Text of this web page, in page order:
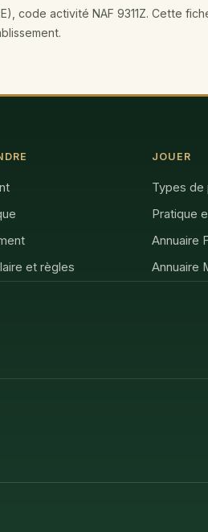
code activité NAF 9311Z. Cette
et règles
JOUER
Types de
Pratique
Annuaire
Annuaire